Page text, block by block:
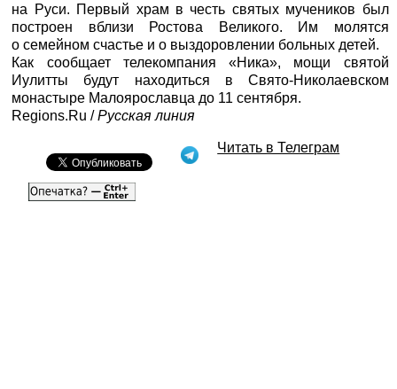
на Руси. Первый храм в честь святых мучеников был
построен вблизи Ростова Великого. Им молятся
о семейном счастье и о выздоровлении больных детей.
Как сообщает телекомпания «Ника», мощи святой
Иулитты будут находиться в Свято-Николаевском
монастыре Малоярославца до 11 сентября.
Regions.Ru /Русская линия
Читать в Телеграм